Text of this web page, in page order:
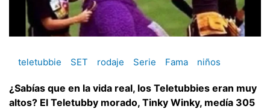
teletubbie SET rodaje Serie Fama niños
¿Sabías que en la vida real, los Teletubbies eran muy
altos? El Teletubby morado, Tinky Winky, medía 305